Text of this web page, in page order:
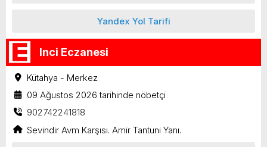
Yandex Yol Tarifi
Inci Eczanesi
Kütahya - Merkez
09 Ağustos 2026 tarihinde nöbetçi
902742241818
Sevindir Avm Karşısı. Amir Tantuni Yanı.